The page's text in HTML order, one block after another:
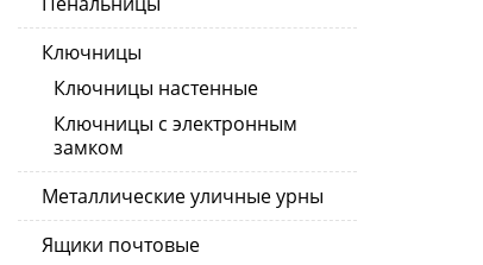
Ключницы
Ключницы настенные
Ключницы с электронным
замком
Металлические уличные урны
Ящики почтовые